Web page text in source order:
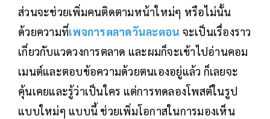
ส่วนจะช่วยเพิ่มคนติดตามหน้าใหม่ๆ หรือไม่นั้น
ด้วยความที่เพจการตลาดวันละตอน จะเป็นเรื่องราว
เกี่ยวกับแวดวงการตลาด และผมก็จะเข้าไปอ่านคอม
เมนต์และตอบข้อความด้วยตนเองอยู่แล้ว ก็เลยจะ
คุ้นเคยและรู้ว่าเป็นใคร แต่การทดลองโพสต์ในรูป
แบบใหม่ๆ แบบนี้ ช่วยเพิ่มโอกาสในการมองเห็น